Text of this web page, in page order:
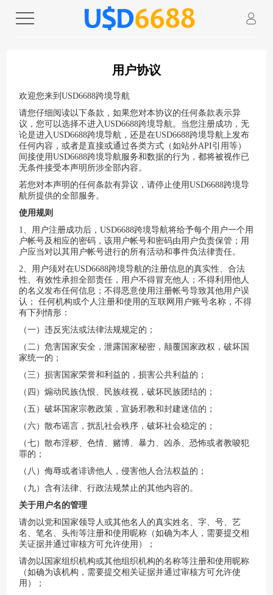
用户协议
欢迎您来到USD6688跨境导航
请您仔细阅读以下条款，如果您对本协议的任何条款表示异
议，您可以选择不进入USD6688跨境导航。当您注册成功，无
论是进入USD6688跨境导航 ，还是在USD6688跨境导航上发布
任何内容，或者是直接或通过各类方式（如站外API引用等）
间接使用USD6688跨境导航服务和数据的行为，都将被视作已
无条件接受本声明所涉全部内容。
若您对本声明的任何条款有异议，请停止使用USD6688跨境导
航所提供的全部服务。
使用规则
1、用户注册成功后，USD6688跨境导航将给予每个用户一个用
户帐号及相应的密码，该用户帐号和密码由用户负责保管；用
户应当对以其用户帐号进行的所有活动和事件负法律责任。
2、用户须对在USD6688跨境导航的注册信息的真实性、合法
性、有效性承担全部责任，用户不得冒充他人；不得利用他人
的名义发布任何信息；不得恶意使用注册帐号导致其他用户误
认；
任何机构或个人注册和使用的互联网用户账号名称，不得
有下列情形：
（一）违反宪法或法律法规规定的；
（二）危害国家安全，泄露国家秘密，颠覆国家政权，破坏国
家统一的；
（三）损害国家荣誉和利益的，损害公共利益的；
（四）煽动民族仇恨、民族歧视，破坏民族团结的；
（五）破坏国家宗教政策，宣扬邪教和封建迷信的；
（六）散布谣言，扰乱社会秩序，破坏社会稳定的；
（七）散布淫秽、色情、赌博、暴力、凶杀、恐怖或者教唆犯
罪的；
（八）侮辱或者诽谤他人，侵害他人合法权益的；
（九）含有法律、行政法规禁止的其他内容的。
关于用户名的管理
请勿以党和国家领导人或其他名人的真实姓名、字、号、艺
名、笔名、头衔等注册和使用昵称（如确为本人，需要提交相
关证据并通过审核方可允许使用）；
请勿以国家组织机构或其他组织机构的名称等注册和使用昵称
（如确为该机构，需要提交相关证据并通过审核方可允许使
用）；